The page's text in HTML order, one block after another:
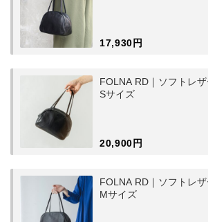
17,930円
FOLNA RD｜ソフトレ
Sサイズ
20,900円
FOLNA RD｜ソフトレ
Mサイズ